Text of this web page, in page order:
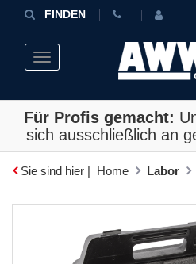
FINDEN
Toggle navigation
Für Profis gemacht:
sich ausschließlich an
Sie sind hier | Home Labor